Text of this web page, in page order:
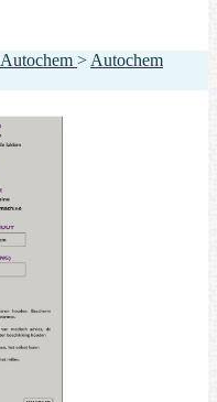
Autochem > Autochem